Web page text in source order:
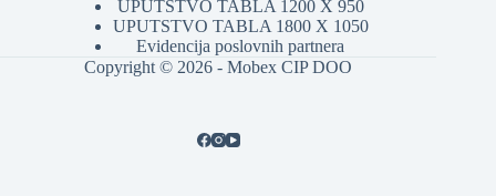
UPUTSTVO TABLA 1200 X 950
UPUTSTVO TABLA 1800 X 1050
Evidencija poslovnih partnera
Copyright © 2026 - Mobex CIP DOO